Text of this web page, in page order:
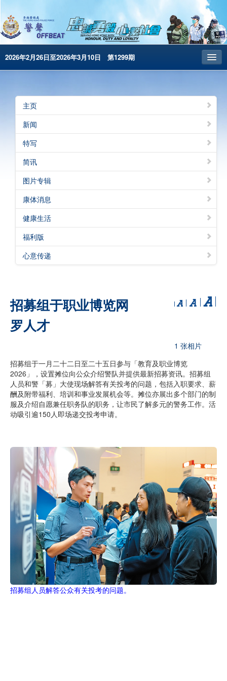
2026年2月26日至2026年3月10日 第1299期
昔日警声
警务处主页
繁體版
English
电子书版
警声特刊
主页
新闻
特写
简讯
图片专辑
康体消息
健康生活
福利版
心意传递
招募组于职业博览网
罗人才
1 张相片
招募组于一月二十二日至二十五日参与「教育及职业博览
2026」，设置摊位向公众介绍警队并提供最新招募资讯。招募组
人员和警「募」大使现场解答有关投考的问题，包括入职要求、薪
酬及附带福利、培训和事业发展机会等。摊位亦展出多个部门的制
服及介绍自愿兼任职务队的职务，让市民了解多元的警务工作。活
动吸引逾150人即场递交投考申请。
招募组人员解答公众有关投考的问题。